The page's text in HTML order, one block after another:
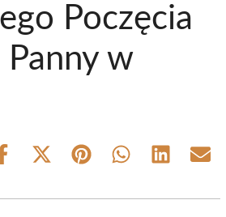
Poczęcia
w
Share
Share
(Twitter)
Share Share Share Share